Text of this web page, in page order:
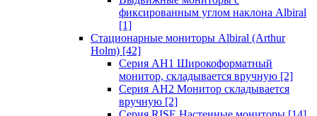
фиксированным углом наклона Albiral
[1]
Стационарные мониторы Albiral (Arthur
Holm) [42]
Серия AH1 Широкоформатный
монитор, складывается вручную [2]
Серия AH2 Монитор складывается
вручную [2]